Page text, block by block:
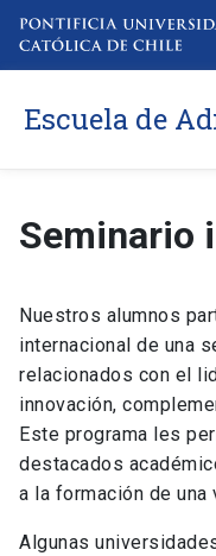
Escuela de
Seminario
Nuestros alumnos
internacional de una
relacionados con el
innovación,
Este programa les
destacados
a la formación de
Algunas